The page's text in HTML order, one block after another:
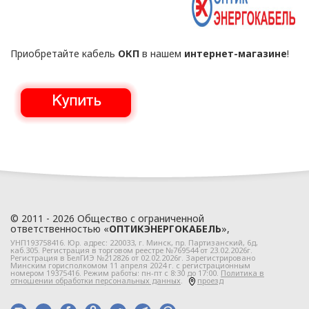
Приобретайте кабель ОКП в нашем интернет-магазине!
© 2011 - 2026 Общество с ограниченной
ответственностью «ОПТИКЭНЕРГОКАБЕЛЬ»,
УНП193758416. Юр. адрес: 220033, г. Минск, пр. Партизанский, 6д,
каб.305. Регистрация в торговом реестре №769544 от 23.02.2026г.
Регистрация в БелГИЭ №212826 от 02.02.2026г. Зарегистрировано
Минским горисполкомом 11 апреля 2024 г. с регистрационным
номером 19375416. Режим работы: пн-пт с 8:30 до 17:00.Политика в
отношении обработки персональных данных. проезд
учетом требований
Республики Беларусь,
регулирующего
персональных данных.
1.3. Локальные правовые
отношении персональных
данных ООО
«ЭлектроКабельКомплект».
Глава 2